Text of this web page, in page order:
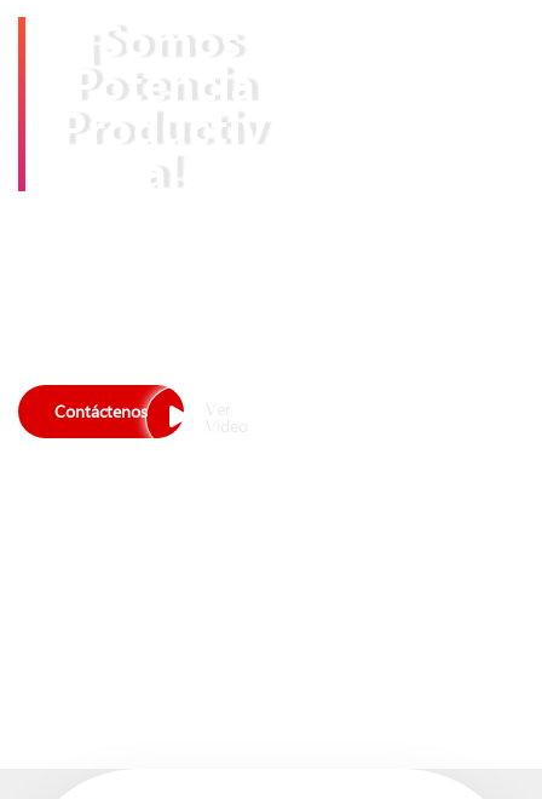
¡Somos
Potencia
Productiv
a!
Contáctenos